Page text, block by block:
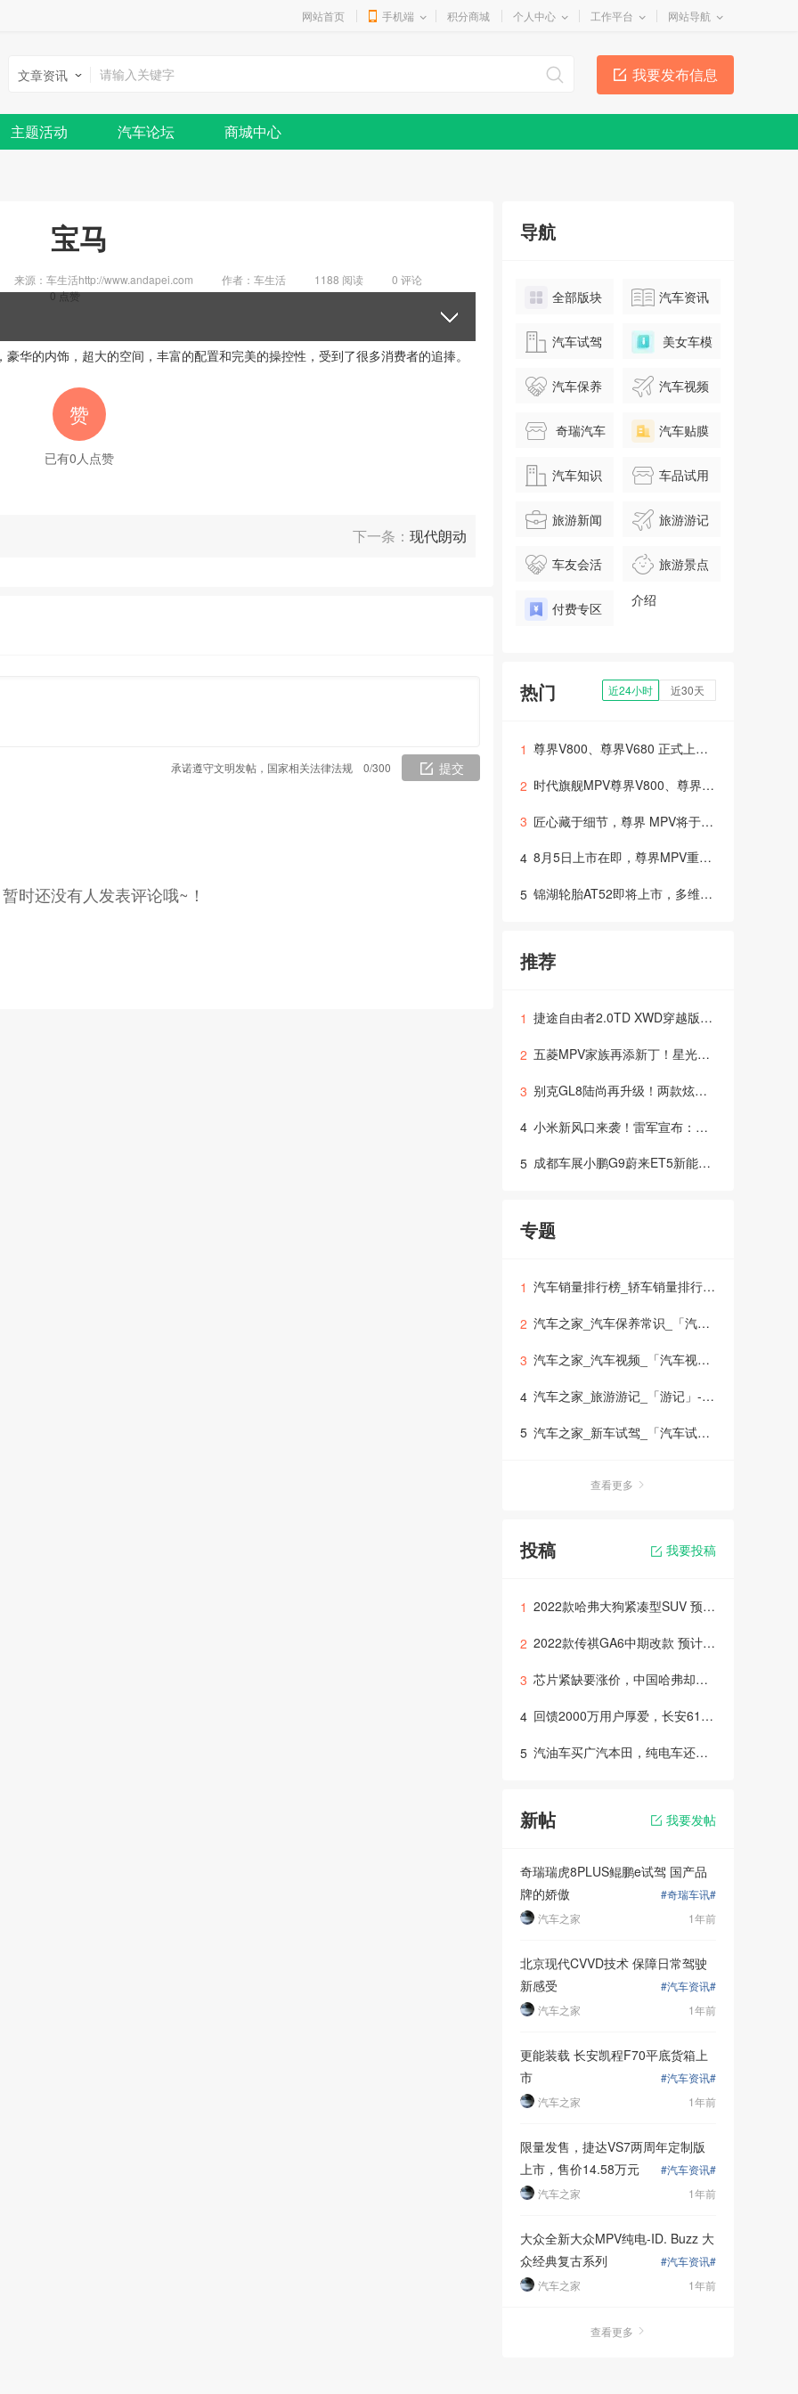
网站首页 手机端 积分商城 个人中心 工作平台 网站导航
我要发布信息
文章资讯
主题活动 汽车论坛 商城中心
宝马
来源：车生活http://www.andapei.com 作者：车生活 1188 阅读 0 评论
0点赞
华的内饰，超大的空间，丰富的配置和完美的操控性，受到了很多消费者的追捧。
赞
已有0人点赞
下一条： 现代朗动
提交
承诺遵守文明发帖，国家相关法律法规 0/300
时还没有人发表评论哦~！
导航
全部版块 汽车资讯
汽车试驾 美女车模
汽车保养 汽车视频
奇瑞汽车 汽车贴膜
汽车知识 车品试用
旅游新闻 旅游游记
车友会活
动
旅游景点
介绍
付费专区
热门 近24小时 近30天
1 尊界V800、尊界V680 正式上市，华为技术赋能重塑超豪华MPV价值标杆
2 时代旗舰MPV尊界V800、尊界V680上市，售价64.8万元起
3 匠心藏于细节，尊界 MPV将于8月5日正式上市
4 8月5日上市在即，尊界MPV重新定义超豪华出行体验？
5 锦湖轮胎AT52即将上市，多维度技术支撑全场景出行需求，打造全地形轮胎新选择
推荐
1 捷途自由者2.0TD XWD穿越版，燃爆上市！
2 五菱MPV家族再添新丁！星光730官图惊艳你的眼球，四季度上市，多种动力等你来选择！
3 别克GL8陆尚再升级！两款炫酷内饰配色登场，售价仅24.99万起
4 小米新风口来袭！雷军宣布：首款SUV YU7，6月26日震撼上市！
5 成都车展小鹏G9蔚来ET5新能源汽车的天下？
专题
1 汽车销量排行榜_轿车销量排行榜_suv销量排行榜_mpv销量排行榜_「销量排行榜」
2 汽车之家_汽车保养常识_「汽车保养」-车生活
3 汽车之家_汽车视频_「汽车视频大全」-车生活
4 汽车之家_旅游游记_「游记」-车生活
5 汽车之家_新车试驾_「汽车试驾」
查看更多
投稿 我要投稿
1 2022款哈弗大狗紧凑型SUV 预计2022年初上市
2 2022款传祺GA6中期改款 预计年底或明年初推出上市
3 芯片紧缺要涨价，中国哈弗却降价！618宠粉节错过就无了！
4 回馈2000万用户厚爱，长安618拼车节火热开启！
5 汽油车买广汽本田，纯电车还是选广汽本田！绎乐凭实力圈粉
新帖 我要发帖
奇瑞瑞虎8PLUS鲲鹏e试驾 国产品
牌的娇傲
#奇瑞车讯#
1年前
汽车之家
北京现代CVVD技术 保障日常驾驶
新感受
#汽车资讯#
1年前
汽车之家
更能装载 长安凯程F70平底货箱上
市
#汽车资讯#
1年前
汽车之家
限量发售，捷达VS7两周年定制版
上市，售价14.58万元
#汽车资讯#
1年前
汽车之家
大众全新大众MPV纯电-ID. Buzz 大
众经典复古系列
#汽车资讯#
1年前
汽车之家
查看更多